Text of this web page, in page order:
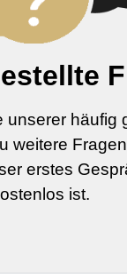
unserer häufig
weitere
erstes
ist.